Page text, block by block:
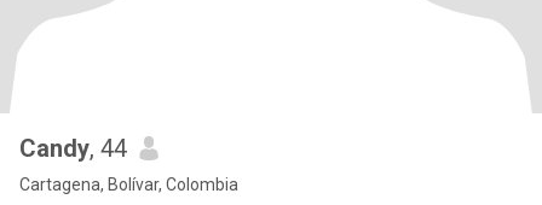
Candy, 44
Cartagena, Bolívar, Colombia